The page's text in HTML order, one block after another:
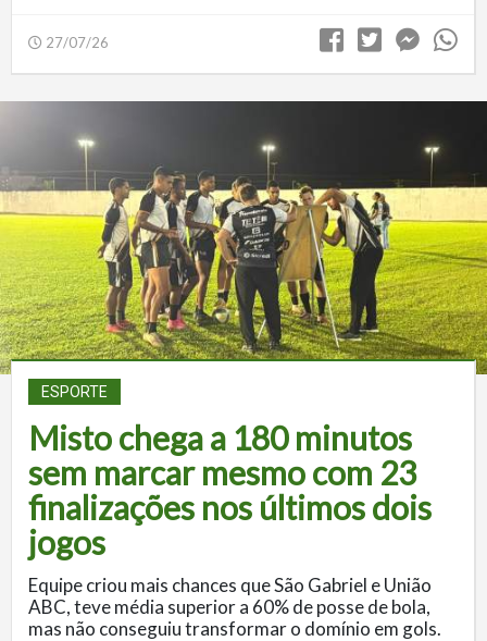
27/07/26
ESPORTE
Misto chega a 180 minutos
sem marcar mesmo com 23
finalizações nos últimos dois
jogos
Equipe criou mais chances que São Gabriel e União
ABC, teve média superior a 60% de posse de bola,
mas não conseguiu transformar o domínio em gols.